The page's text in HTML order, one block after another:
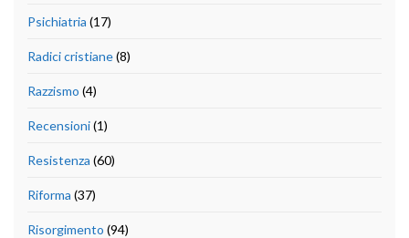
Psichiatria (17)
Radici cristiane(8)
Razzismo (4)
Recensioni(1)
Resistenza (60)
Riforma (37)
Risorgimento (94)